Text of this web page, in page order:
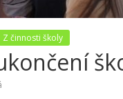
Z činnosti školy